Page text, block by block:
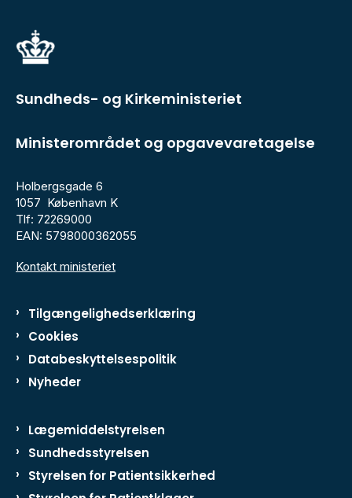
Sundheds- og Kirkeministeriet
Ministerområdet og opgavevaretagelse
Holbergsgade 6
1057 København K
Tlf: 72269000
EAN: 5798000362055
Kontakt ministeriet
Tilgængelighedserklæring
Cookies
Databeskyttelsespolitik
Nyheder
Lægemiddelstyrelsen
Sundhedsstyrelsen
Styrelsen for Patientsikkerhed